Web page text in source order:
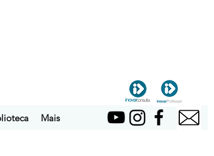
Mais